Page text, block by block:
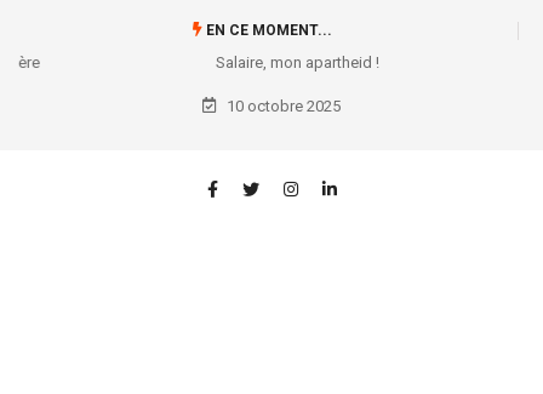
EN CE MOMENT...
Salaire, mon apartheid !
10 octobre 2025